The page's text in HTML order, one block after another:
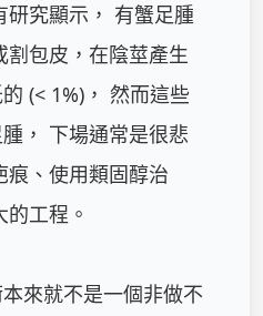
研究顯示， 有蟹足腫
割包皮，在陰莖產生
(< 1%)， 然而這些
， 下場通常是很悲
痕、使用類固醇治
工程。
來就不是一個非做不